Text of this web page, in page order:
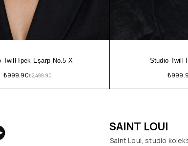
Twill İpek Eşarp No.5-X
₺2,499.90
₺999.90
Studio Twill
₺
SAINT LOUI
Saint Loui, studio